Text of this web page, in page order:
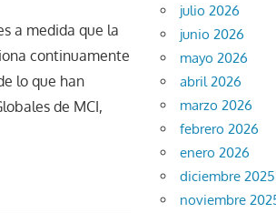
a medida que la
continuamente
lo que han
de MCI,
julio 2026
junio 2026
mayo 2026
abril 2026
marzo 2026
febrero 2026
enero 2026
diciembre 2025
noviembre